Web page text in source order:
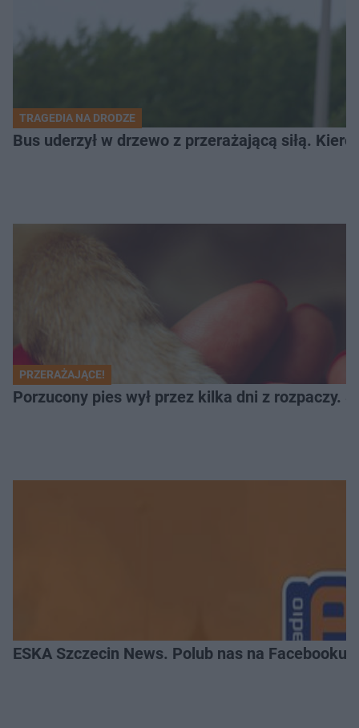
TRAGEDIA NA DRODZE
Bus uderzył w drzewo z przerażającą siłą.
PRZERAŻAJĄCE!
Porzucony pies wył przez kilka dni z rozpaczy.
ESKA Szczecin News. Polub nas na Facebooku!